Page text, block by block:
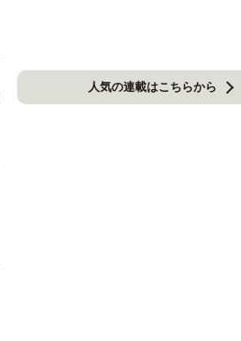
人気の連載はこちらから